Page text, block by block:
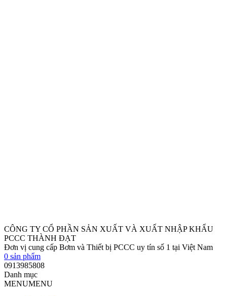
CÔNG TY CỔ PHẦN SẢN XUẤT VÀ XUẤT NHẬP KHẨU
PCCC THÀNH ĐẠT
Đơn vị cung cấp Bơm và Thiết bị PCCC uy tín số 1 tại Việt Nam
0 sản phẩm
0913985808
Danh mục
MENUMENU